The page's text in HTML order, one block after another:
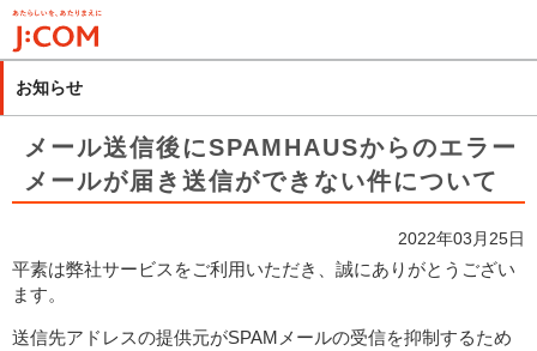
メ
イ
コ
移
動
お知らせ
メール送信後にSPAMHAUSからのエラー
メールが届き送信ができない件について
2022年03月25日
平素は弊社サービスをご利用いただき、誠にありがとうござい
ます。
送信先アドレスの提供元がSPAMメールの受信を抑制するため